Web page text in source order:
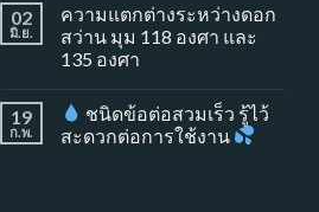
02
มิ.ย.
ความแตกต่างระหว่างดอก
สว่าน มุม 118 องศา และ
135 องศา
19
ก.พ.
ชนิดข้อต่อสวมเร็ว รู้ไว้
สะดวกต่อการใช้งาน